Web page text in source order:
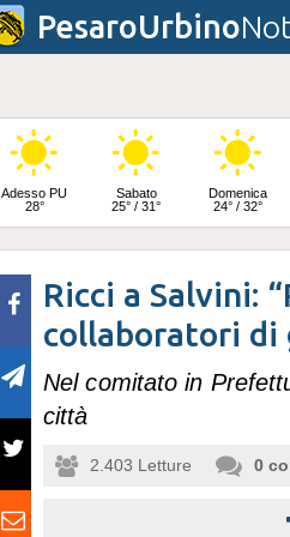
PesaroUrbino
Adesso PU
28°
Sabato
25° / 31°
Domenica
24° / 32°
Lunedì
24° / 33°
Ricci a Salvini:
collaboratori di
Nel comitato in
città
2.403 Letture 0